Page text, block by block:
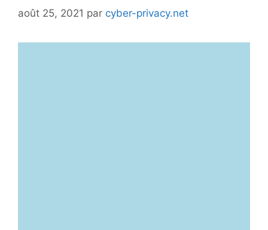
août 25, 2021 par cyber-privacy.net